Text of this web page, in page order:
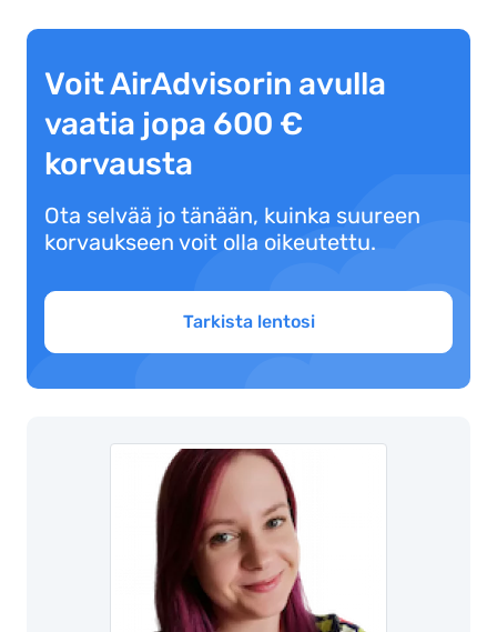
Voit AirAdvisorin avulla
vaatia jopa 600 €
korvausta
Ota selvää jo tänään, kuinka suureen
korvaukseen voit olla oikeutettu.
Tarkista lentosi